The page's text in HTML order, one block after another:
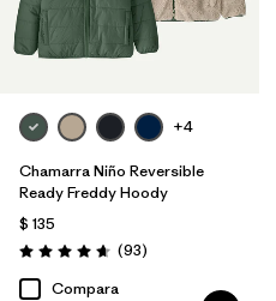
+4
Chamarra Niño Reversible
Ready Freddy Hoody
$ 135
Valoración: 4.7 / 5
(93Comentarios
)
Compara